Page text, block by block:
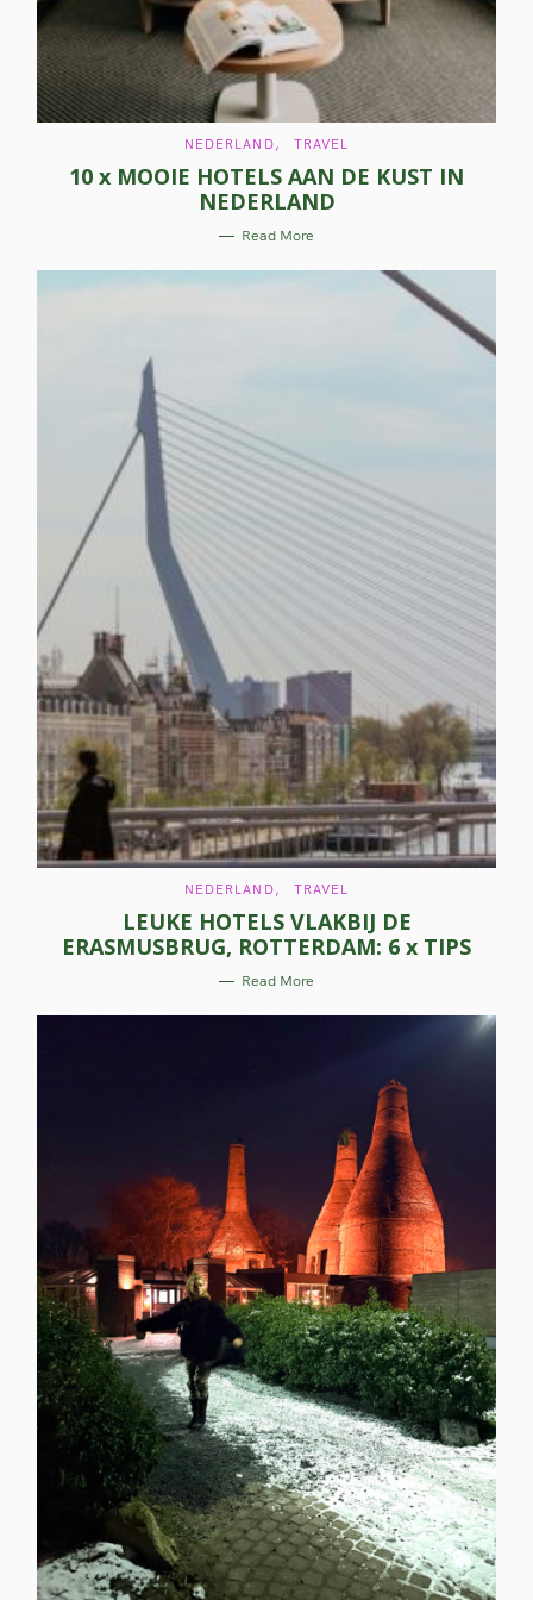
C
T
E
G
O
R
I
S
NEDERLAND TRAVEL
10 x MOOIE HOTELS AAN DE KUST IN
NEDERLAND
Read More
C
T
E
G
O
R
I
S
NEDERLAND TRAVEL
LEUKE HOTELS VLAKBIJ DE
ERASMUSBRUG, ROTTERDAM: 6 x TIPS
Read More
c
h
o